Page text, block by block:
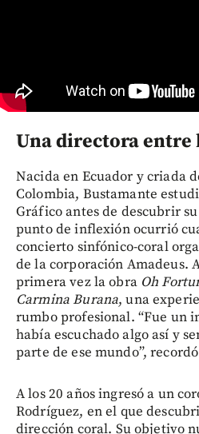
Una directora entre
Nacida en Ecuador y criada
Colombia, Bustamante
Gráfico antes de descubrir
punto de inflexión ocurrió
concierto sinfónico-coral
de la corporación Amadeus.
primera vez la obra Oh
Carmina Burana, una
rumbo profesional. “Fue un
había escuchado algo así y
parte de ese mundo”,
A los 20 años ingresó a un
Rodríguez, en el que
dirección coral. Su objetivo